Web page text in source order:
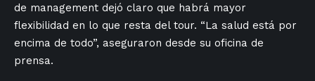
de management dejó claro que habrá mayor
flexibilidad en lo que resta del tour. “La salud está por
encima de todo”, aseguraron desde su oficina de
prensa.